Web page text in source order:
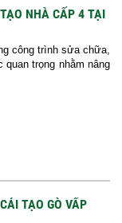
NHÀ CẤP 4 TẠI
công trình sửa chữa,
trọng nhằm nâng
TẠO GÒ VẤP